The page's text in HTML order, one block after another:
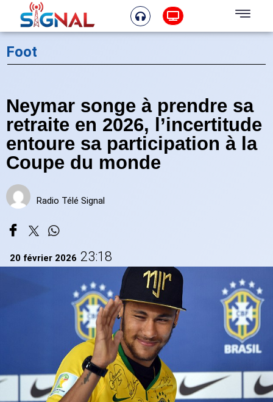
Foot
Neymar songe à prendre sa
retraite en 2026, l’incertitude
entoure sa participation à la
Coupe du monde
Radio Télé Signal
20 février 2026 23:18